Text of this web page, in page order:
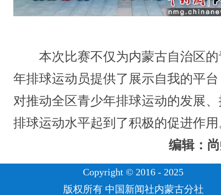
本次比赛不仅为内蒙古自治区的
年排球运动员提供了展示自我的平
对推动全区青少年排球运动的发展
排球运动水平起到了积极的促进作
编辑：
Copyright © 2016 - 2025
版权所有 中国新闻社内蒙古分社